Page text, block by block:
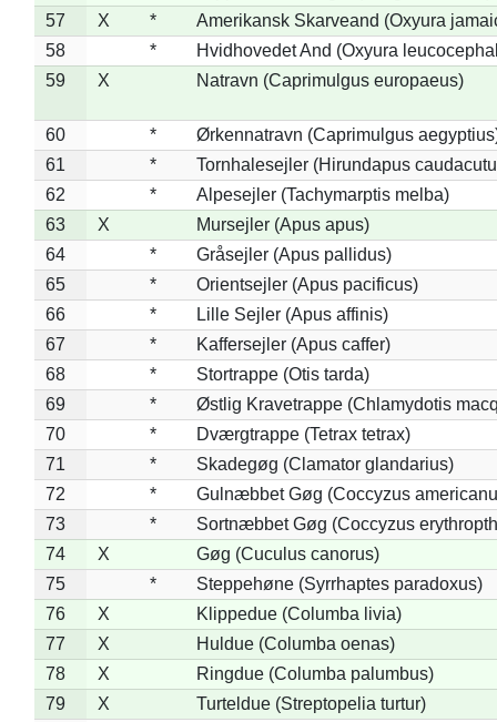
57
X *
Amerikansk Skarveand (Oxyura
58
*
Hvidhovedet And (Oxyura
59
X Natravn (Caprimulgus europaeus)
60 *
Ørkennatravn (Caprimulgus
61
*
Tornhalesejler (Hirundapus
62
*
Alpesejler (Tachymarptis melba)
63
X
Mursejler (Apus apus)
64
*
Gråsejler (Apus pallidus)
65
*
Orientsejler (Apus pacificus)
66
*
Lille Sejler (Apus affinis)
67
*
Kaffersejler (Apus caffer)
68
*
Stortrappe (Otis tarda)
69
*
Østlig Kravetrappe (Chlamydotis
70
*
Dværgtrappe (Tetrax tetrax)
71
*
Skadegøg (Clamator glandarius)
72
*
Gulnæbbet Gøg (Coccyzus
73
*
Sortnæbbet Gøg (Coccyzus
74
X
Gøg (Cuculus canorus)
75
*
Steppehøne (Syrrhaptes paradoxus)
76
X
Klippedue (Columba livia)
77
X
Huldue (Columba oenas)
78
X
Ringdue (Columba palumbus)
79
X
Turteldue (Streptopelia turtur)